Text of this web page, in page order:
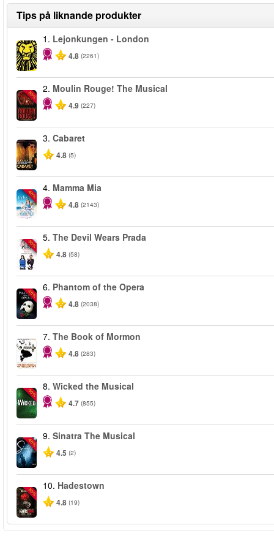
Tips på liknande produkter
1. Lejonkungen - London
4.8 (2261)
-50%
2. Moulin Rouge! The Musical
4.9 (227)
3. Cabaret
4.8 (5)
-40%
4. Mamma Mia
4.8 (2143)
-50%
5. The Devil Wears Prada
4.8 (58)
-20%
6. Phantom of the Opera
4.8 (2038)
7. The Book of Mormon
4.8 (283)
-50%
8. Wicked the Musical
4.7 (855)
-40%
9. Sinatra The Musical
4.5 (2)
-50%
10. Hadestown
4.8 (19)